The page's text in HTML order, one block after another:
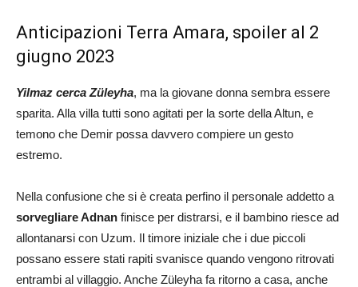
Anticipazioni Terra Amara, spoiler al 2
giugno 2023
Yilmaz cerca Züleyha, ma la giovane donna sembra essere
sparita. Alla villa tutti sono agitati per la sorte della Altun, e
temono che Demir possa davvero compiere un gesto
estremo.
Nella confusione che si è creata perfino il personale addetto a
sorvegliare Adnan finisce per distrarsi, e il bambino riesce ad
allontanarsi con Uzum. Il timore iniziale che i due piccoli
possano essere stati rapiti svanisce quando vengono ritrovati
entrambi al villaggio. Anche Züleyha fa ritorno a casa, anche